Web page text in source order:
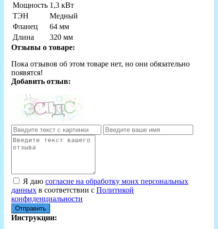
Мощность 1,3 кВт
ТЭН
Медный
Фланец
64 мм
Длина
320 мм
Отзывы о товаре:
Пока отзывов об этом товаре нет, но они обязательно
появятся!
Добавить отзыв:
Я даю согласие на обработку моих персональных
данных в соответствии с Политикой
конфиденциальности
Отправить
Инструкции: